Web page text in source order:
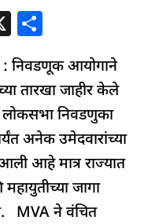
X
ar
e
निवडणूक आयोगाने
तारखा जाहीर केले
लोकसभा निवडणुका
अनेक उमेदवारांच्या
आहे मात्र राज्यात
जागा
MVA ने वंचित